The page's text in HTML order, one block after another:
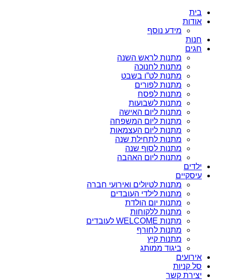
בית
אודות
מידע נוסף
חנות
חגים
מתנות לראש השנה
מתנות לחנוכה
מתנות לט”ו בשבט
מתנות לפורים
מתנות לפסח
מתנות לשבועות
מתנות ליום האישה
מתנות ליום המשפחה
מתנות ליום העצמאות
מתנות לתחילת שנה
מתנות לסוף שנה
מתנות ליום האהבה
ילדים
עיסקיים
מתנות לטיולים ואירועי חברה
מתנות לילדי העובדים
מתנות יום הולדת
מתנות ללקוחות
מתנות WELCOME לעובדים
מתנות לחורף
מתנות קיץ
ביגוד ממותג
אירועים
סל קניות
יצירת קשר